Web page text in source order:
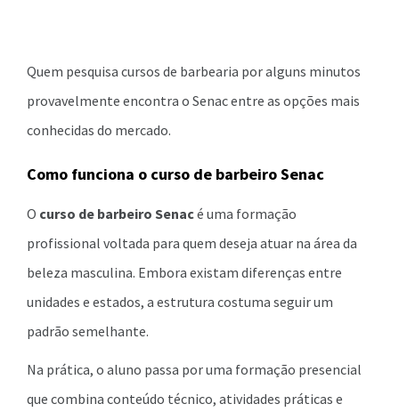
Quem pesquisa cursos de barbearia por alguns minutos
provavelmente encontra o Senac entre as opções mais
conhecidas do mercado.
Como funciona o curso de barbeiro Senac
O curso de barbeiro Senacé uma formação
profissional voltada para quem deseja atuar na área da
beleza masculina. Embora existam diferenças entre
unidades e estados, a estrutura costuma seguir um
padrão semelhante.
Na prática, o aluno passa por uma formação presencial
que combina conteúdo técnico, atividades práticas e